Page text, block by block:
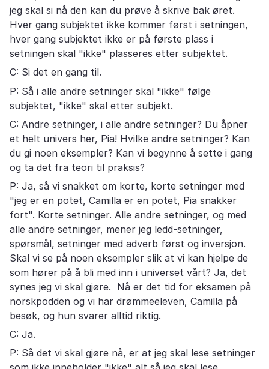
jeg skal si nå den kan du prøve å skrive bak øret.
Hver gang subjektet ikke kommer først i setningen,
hver gang subjektet ikke er på første plass i
setningen skal "ikke" plasseres etter subjektet.
C: Si det en gang til.
P: Så i alle andre setninger skal "ikke" følge
subjektet, "ikke" skal etter subjekt.
C: Andre setninger, i alle andre setninger? Du åpner
et helt univers her, Pia! Hvilke andre setninger? Kan
du gi noen eksempler? Kan vi begynne å sette i gang
og ta det fra teori til praksis?
P: Ja, så vi snakket om korte, korte setninger med
"jeg er en potet, Camilla er en potet, Pia snakker
fort". Korte setninger. Alle andre setninger, og med
alle andre setninger, mener jeg ledd-setninger,
spørsmål, setninger med adverb først og inversjon.
Skal vi se på noen eksempler slik at vi kan hjelpe de
som hører på å bli med inn i universet vårt? Ja, det
synes jeg vi skal gjøre. Nå er det tid for eksamen på
norskpodden og vi har drømmeeleven, Camilla på
besøk, og hun svarer alltid riktig.
C: Ja.
P: Så det vi skal gjøre nå, er at jeg skal lese setninger